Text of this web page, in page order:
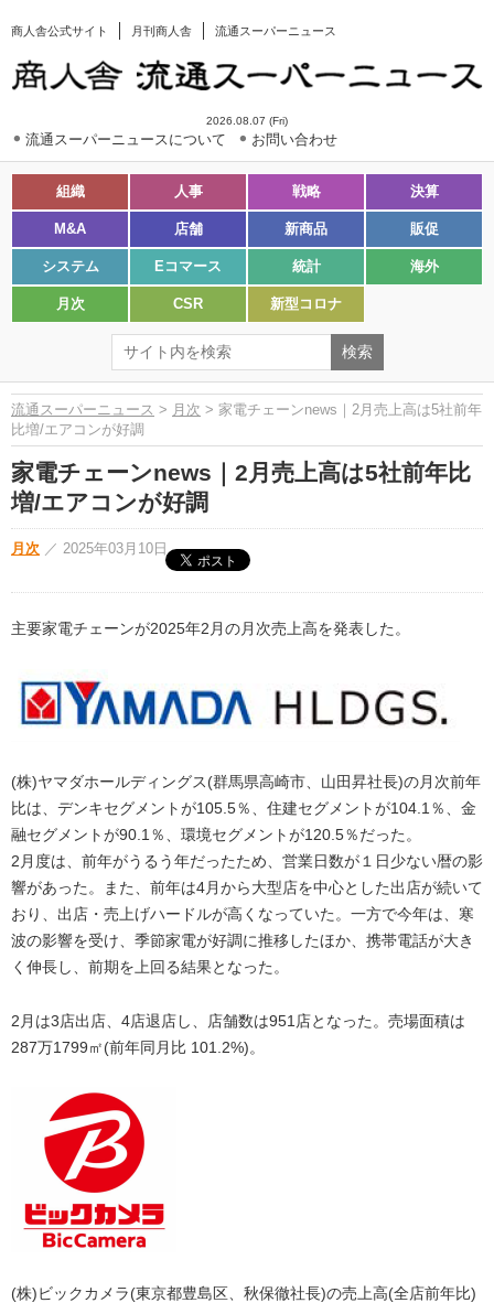
商人舎公式サイト 月刊商人舎 流通スーパーニュース
2026.08.07 (Fri)
流通スーパーニュースについて お問い合わせ
組織 人事 戦略 決算
M&A 店舗 新商品 販促
システム Eコマース 統計 海外
月次 CSR 新型コロナ
流通スーパーニュース > 月次 > 家電チェーンnews｜2月売上高は5社前年
比増/エアコンが好調
家電チェーンnews｜2月売上高は5社前年比
増/エアコンが好調
月次 ／ 2025年03月10日
主要家電チェーンが2025年2月の月次売上高を発表した。
(株)ヤマダホールディングス(群馬県高崎市、山田昇社長)の月次前年
比は、デンキセグメントが105.5％、住建セグメントが104.1％、金
融セグメントが90.1％、環境セグメントが120.5％だった。
2月度は、前年がうるう年だったため、営業日数が１日少ない暦の影
響があった。また、前年は4月から大型店を中心とした出店が続いて
おり、出店・売上げハードルが高くなっていた。一方で今年は、寒
波の影響を受け、季節家電が好調に推移したほか、携帯電話が大き
く伸長し、前期を上回る結果となった。
2月は3店出店、4店退店し、店舗数は951店となった。売場面積は
287万1799㎡(前年同月比 101.2%)。
(株)ビックカメラ(東京都豊島区、秋保徹社長)の売上高(全店前年比)